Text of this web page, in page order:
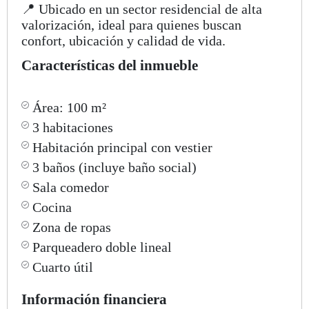
📍 Ubicado en un sector residencial de alta
valorización, ideal para quienes buscan
confort, ubicación y calidad de vida.
Características del inmueble
Área: 100 m²
3 habitaciones
Habitación principal con vestier
3 baños (incluye baño social)
Sala comedor
Cocina
Zona de ropas
Parqueadero doble lineal
Cuarto útil
Información financiera